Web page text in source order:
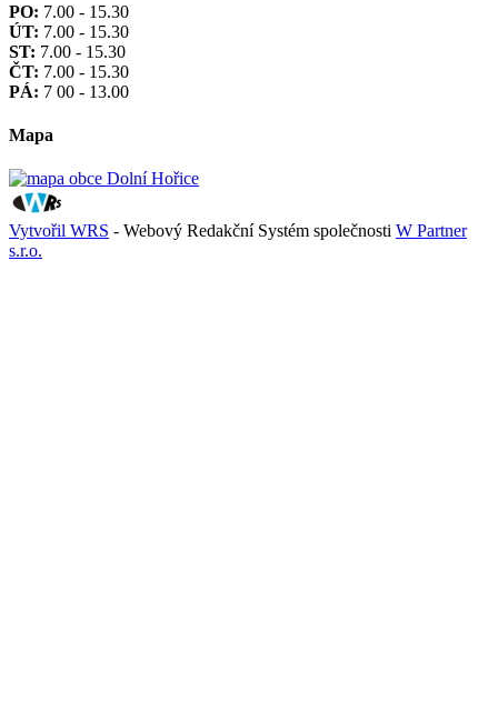
PO: 7.00 - 15.30
ÚT: 7.00 - 15.30
ST: 7.00 - 15.30
ČT: 7.00 - 15.30
PÁ: 7 00 - 13.00
Mapa
Vytvořil WRS - Webový Redakční Systém společnosti W Partner
s.r.o.